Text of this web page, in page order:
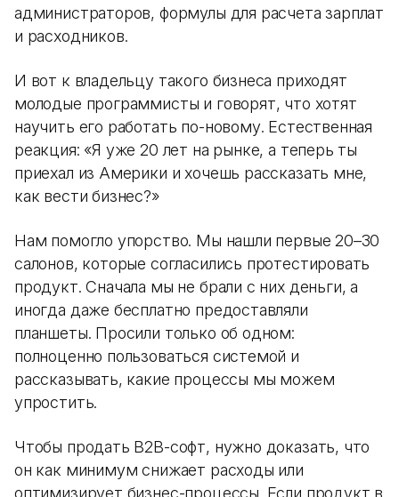
администраторов, формулы для расчета зарплат
и расходников.
И вот к владельцу такого бизнеса приходят
молодые программисты и говорят, что хотят
научить его работать по-новому. Естественная
реакция: «Я уже 20 лет на рынке, а теперь ты
приехал из Америки и хочешь рассказать мне,
как вести бизнес?»
Нам помогло упорство. Мы нашли первые 20–30
салонов, которые согласились протестировать
продукт. Сначала мы не брали с них деньги, а
иногда даже бесплатно предоставляли
планшеты. Просили только об одном:
полноценно пользоваться системой и
рассказывать, какие процессы мы можем
упростить.
Чтобы продать B2B-софт, нужно доказать, что
он как минимум снижает расходы или
оптимизирует бизнес-процессы. Если продукт в